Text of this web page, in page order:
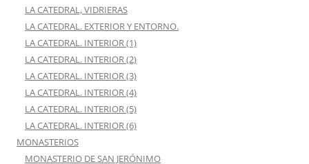
LA CATEDRAL, VIDRIERAS
LA CATEDRAL. EXTERIOR Y ENTORNO.
LA CATEDRAL. INTERIOR (1)
LA CATEDRAL. INTERIOR (2)
LA CATEDRAL. INTERIOR (3)
LA CATEDRAL. INTERIOR (4)
LA CATEDRAL. INTERIOR (5)
LA CATEDRAL. INTERIOR (6)
MONASTERIOS
MONASTERIO DE SAN JERÓNIMO